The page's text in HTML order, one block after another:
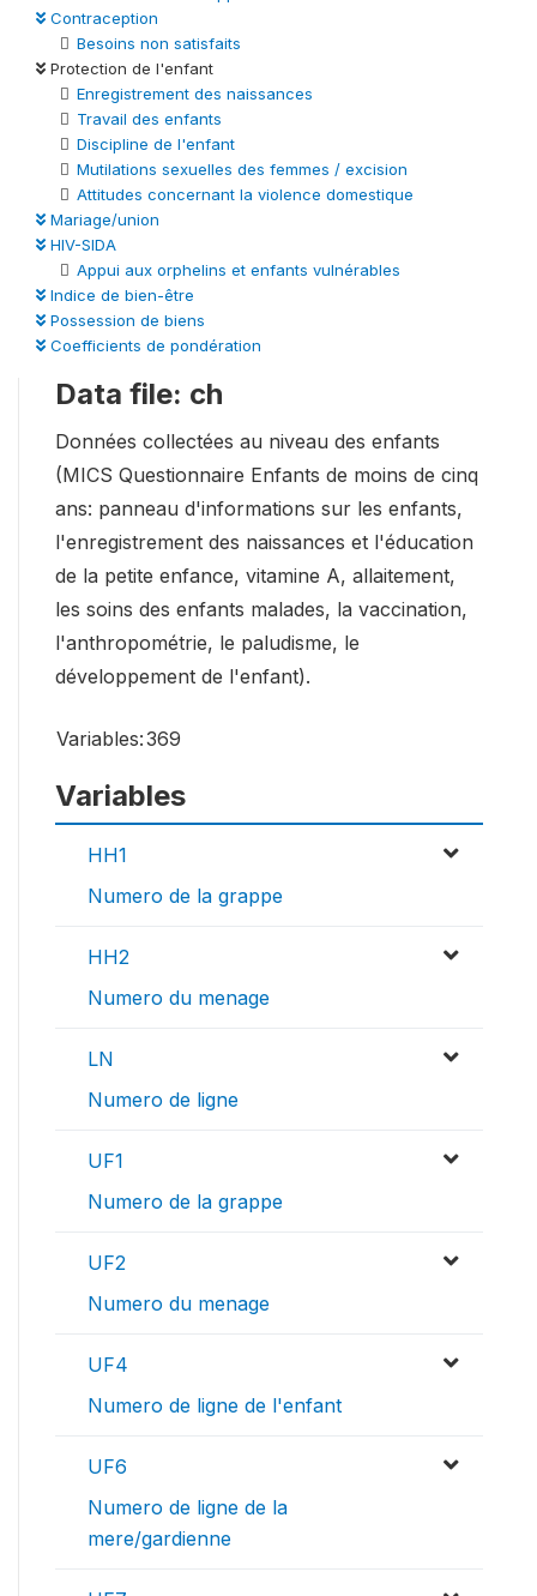
Contraception
Besoins non satisfaits
Protection de l'enfant
Enregistrement des naissances
Travail des enfants
Discipline de l'enfant
Mutilations sexuelles des femmes / excision
Attitudes concernant la violence domestique
Mariage/union
HIV-SIDA
Appui aux orphelins et enfants vulnérables
Indice de bien-être
Possession de biens
Coefficients de pondération
Data file: ch
Données collectées au niveau des enfants
(MICS Questionnaire Enfants de moins de cinq
ans: panneau d'informations sur les enfants,
l'enregistrement des naissances et l'éducation
de la petite enfance, vitamine A, allaitement,
les soins des enfants malades, la vaccination,
l'anthropométrie, le paludisme, le
développement de l'enfant).
Variables:369
Variables
HH1
Numero de la grappe
HH2
Numero du menage
LN
Numero de ligne
UF1
Numero de la grappe
UF2
Numero du menage
UF4
Numero de ligne de l'enfant
UF6
Numero de ligne de la
mere/gardienne